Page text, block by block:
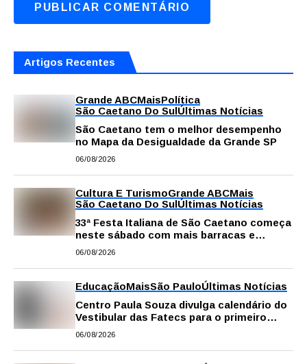
Artigos Recentes
Grande ABCMaisPolítica
São Caetano Do SulÚltimas Notícias
São Caetano tem o melhor desempenho
no Mapa da Desigualdade da Grande SP
06/08/2026
Cultura E TurismoGrande ABCMais
São Caetano Do SulÚltimas Notícias
33ª Festa Italiana de São Caetano começa
neste sábado com mais barracas e
novidades em decoração e atrações
06/08/2026
EducaçãoMaisSão PauloÚltimas Notícias
Centro Paula Souza divulga calendário do
Vestibular das Fatecs para o primeiro
semestre de 2027
06/08/2026